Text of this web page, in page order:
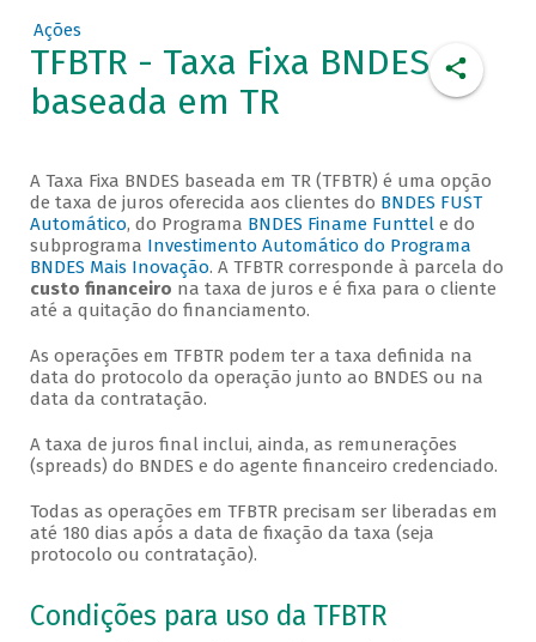
Ações
TFBTR - Taxa Fixa BNDES
baseada em TR
A Taxa Fixa BNDES baseada em TR (TFBTR) é uma opção
de taxa de juros oferecida aos clientes do BNDES FUST
Automático, do Programa BNDES Finame Funttele do
subprograma Investimento Automático do Programa
BNDES Mais Inovação. A TFBTR corresponde à parcela do
custo financeiro na taxa de juros e é fixa para o cliente
até a quitação do financiamento.
As operações em TFBTR podem ter a taxa definida na
data do protocolo da operação junto ao BNDES ou na
data da contratação.
A taxa de juros final inclui, ainda, as remunerações
(spreads) do BNDES e do agente financeiro credenciado.
Todas as operações em TFBTR precisam ser liberadas em
até 180 dias após a data de fixação da taxa (seja
protocolo ou contratação).
Condições para uso da TFBTR